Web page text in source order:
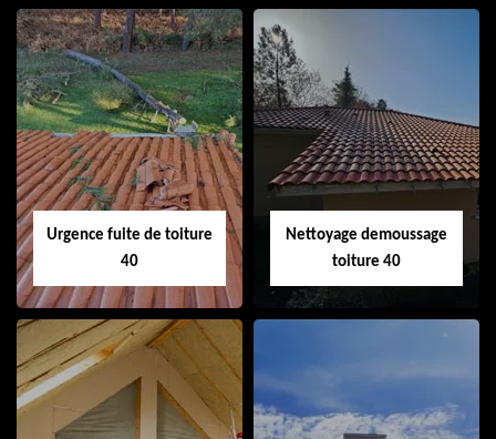
Couvreur 40
Ramonage de
cheminée 40
Urgence fuite de toiture
40
Urgence fuite de
Nettoyage demoussage
toiture 40
Nettoyage